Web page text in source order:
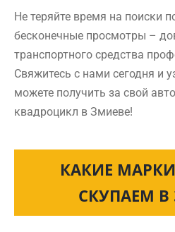
Не теряйте время на поиски
бесконечные просмотры –
транспортного средства
Свяжитесь с нами сегодня и
можете получить за свой
квадроцикл в Змиеве!
КАКИЕ
СКУПАЕМ В